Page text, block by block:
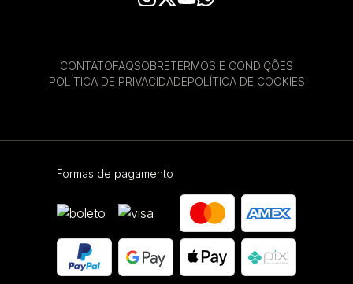
CONTATOFAQSOBRETERMOS E CONDIÇÕES
POLÍTICA DE PRIVACIDADEPOLÍTICA DE COOKIES
Formas de pagamento